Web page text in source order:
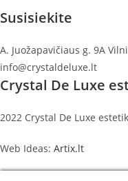
Susisiekite
A. Juožapavičiaus g. 9A
info@crystaldeluxe.lt
Crystal De Luxe
2022 Crystal De Luxe
Web Ideas: Artix.lt